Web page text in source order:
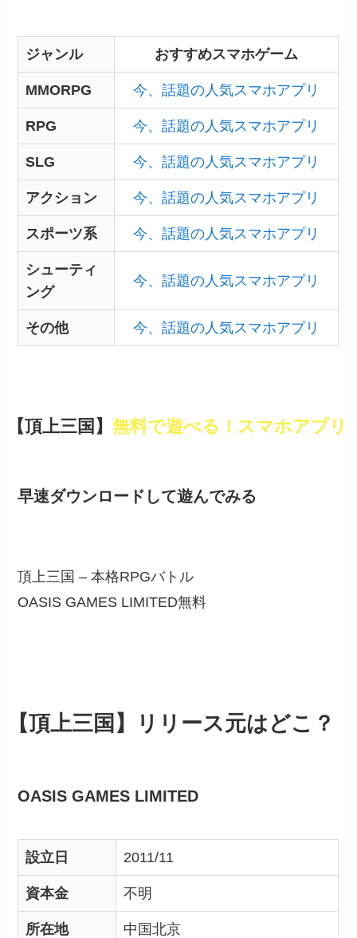
ジャンル おすすめスマホゲーム
MMORPG 今、話題の人気スマホアプリ
RPG 今、話題の人気スマホアプリ
SLG 今、話題の人気スマホアプリ
アクション 今、話題の人気スマホアプリ
スポーツ系 今、話題の人気スマホアプリ
シューティ
ング
今、話題の人気スマホアプリ
その他 今、話題の人気スマホアプリ
【頂上三国】 無料で遊べる！スマホアプリ
早速ダウンロードして遊んでみる
頂上三国 – 本格RPGバトル
OASIS GAMES LIMITED無料
【頂上三国】リリース元はどこ？
OASIS GAMES LIMITED
設立日 2011/11
資本金 不明
所在地 中国北京